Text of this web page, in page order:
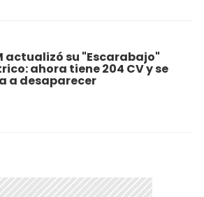
actualizó su "Escarabajo"
ahora tiene 204 CV y se
a desaparecer